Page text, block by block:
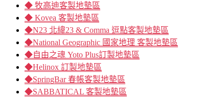
◆ 牧高迪客製地墊區
◆ Kovea 客製地墊區
◆N23 北緯23 & Comma 逗點客製地墊區
◆National Geographic 國家地理 客製地墊區
◆自由之魂 Yoto Plus訂製地墊區
◆Helinox 訂製地墊區
◆SpringBar 春帳客製地墊區
◆SABBATICAL 客製地墊區